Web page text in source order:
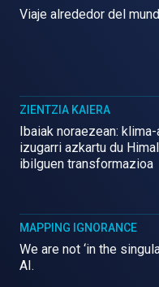
Viaje alrededor del
ZIENTZIA KAIERA
Ibaiak noraezean:
izugarri azkartu du
ibilguen transformazioa
MAPPING IGNORANCE
We are not ‘in the
AI.